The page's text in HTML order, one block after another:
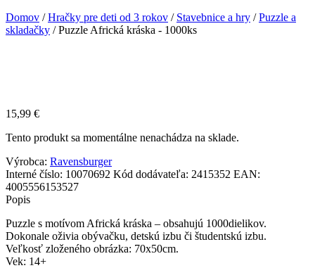
Domov /Hračky pre deti od 3 rokov / Stavebnice a hry /Puzzle a
skladačky / Puzzle Africká kráska - 1000ks
15,99 €
Tento produkt sa momentálne nenachádza na sklade.
Výrobca: Ravensburger
Interné číslo: 10070692 Kód dodávateľa: 2415352 EAN:
4005556153527
Popis
Puzzle s motívom Africká kráska – obsahujú 1000dielikov.
Dokonale oživia obývačku, detskú izbu či študentskú izbu.
Veľkosť zloženého obrázka: 70x50cm.
Vek: 14+